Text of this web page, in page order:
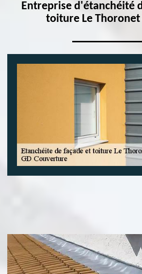
Entreprise d'étanchéité
toiture Le Thoronet